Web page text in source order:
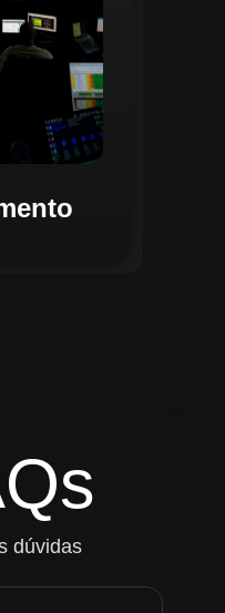
dúvidas